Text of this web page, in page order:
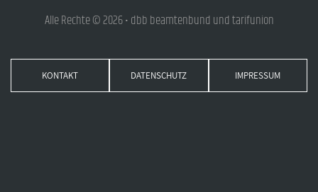
Alle Rechte © 2026 • dbb beamtenbund und tarifunion
KONTAKT DATENSCHUTZ IMPRESSUM